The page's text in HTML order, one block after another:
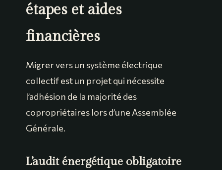
étapes et aides
financières
Migrer vers un système électrique
collectif est un projet qui nécessite
l’adhésion de la majorité des
copropriétaires lors d’une Assemblée
Générale.
L’audit énergétique obligatoire